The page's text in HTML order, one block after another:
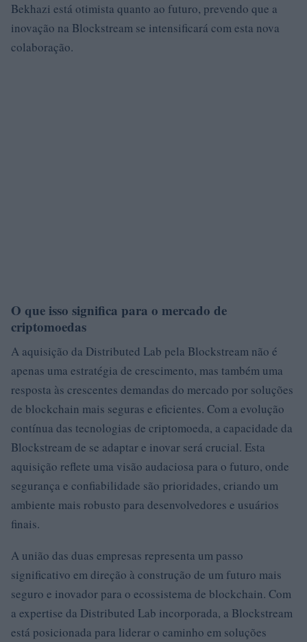
Bekhazi está otimista quanto ao futuro, prevendo que a
inovação na Blockstream se intensificará com esta nova
colaboração.
O que isso significa para o mercado de
criptomoedas
A aquisição da Distributed Lab pela Blockstream não é
apenas uma estratégia de crescimento, mas também uma
resposta às crescentes demandas do mercado por soluções
de blockchain mais seguras e eficientes. Com a evolução
contínua das tecnologias de criptomoeda, a capacidade da
Blockstream de se adaptar e inovar será crucial. Esta
aquisição reflete uma visão audaciosa para o futuro, onde
segurança e confiabilidade são prioridades, criando um
ambiente mais robusto para desenvolvedores e usuários
finais.
A união das duas empresas representa um passo
significativo em direção à construção de um futuro mais
seguro e inovador para o ecossistema de blockchain. Com
a expertise da Distributed Lab incorporada, a Blockstream
está posicionada para liderar o caminho em soluções